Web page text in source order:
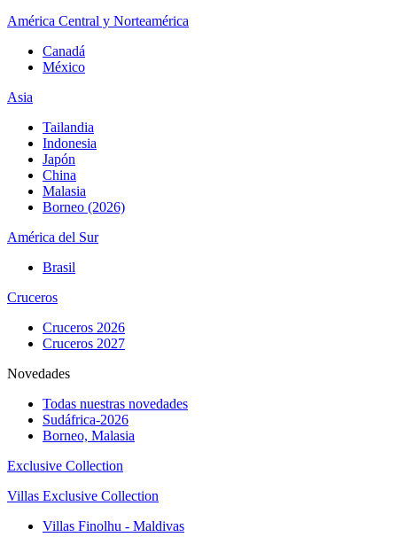
América Central y Norteamérica
Canadá
México
Asia
Tailandia
Indonesia
Japón
China
Malasia
Borneo (2026)
América del Sur
Brasil
Cruceros
Cruceros 2026
Cruceros 2027
Novedades
Todas nuestras novedades
Sudáfrica-2026
Borneo, Malasia
Exclusive Collection
Villas Exclusive Collection
Villas Finolhu - Maldivas